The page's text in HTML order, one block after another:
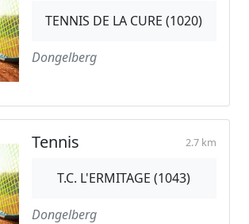
TENNIS DE LA CURE (1020)
Dongelberg
Tennis 2.7 km
T.C. L'ERMITAGE (1043)
Dongelberg